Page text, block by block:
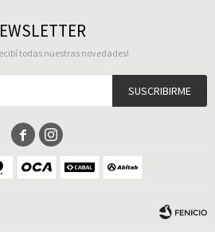
todas nuestras novedades!
SUSCRIBIRME
 